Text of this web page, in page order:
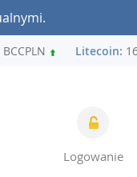
Litecoin:
Logowanie